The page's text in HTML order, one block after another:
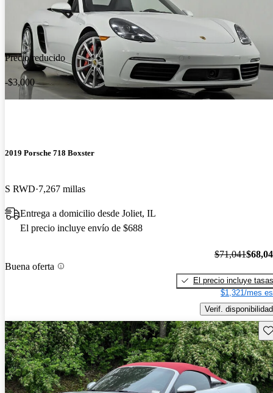
Precio reducido
-$3,000
2019 Porsche 718 Boxster
S RWD 7,267 millas
Entrega a domicilio desde Joliet, IL
El precio incluye envío de $688
Buena oferta
$71,041
El precio incluye tasas
$1,321/mes
Verif. disponibilidad